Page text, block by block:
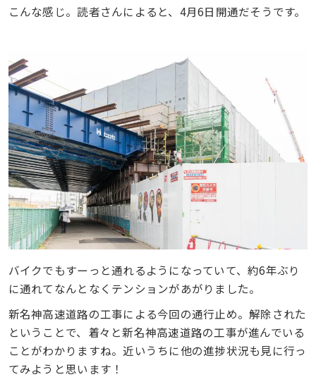
こんな感じ。読者さんによると、4月6日開通だそうです。
バイクでもすーっと通れるようになっていて、約6年ぶり
に通れてなんとなくテンションがあがりました。
新名神高速道路の工事による今回の通行止め。解除された
ということで、着々と新名神高速道路の工事が進んでいる
ことがわかりますね。近いうちに他の進捗状況も見に行っ
てみようと思います！